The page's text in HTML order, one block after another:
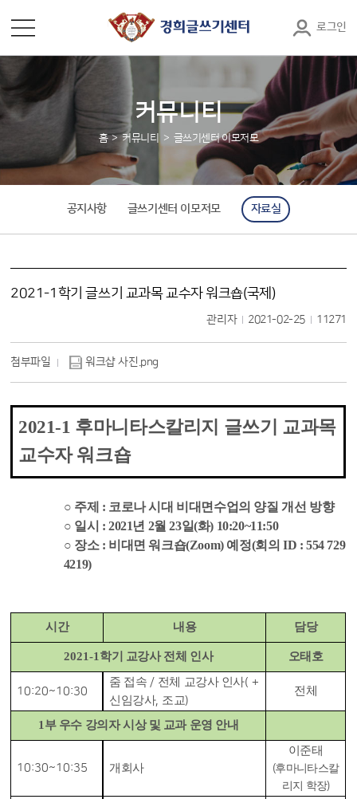
로그인
커뮤니티
홈 커뮤니티 글쓰기센터 이모저모
공지사항 글쓰기센터 이모저모 자료실
2021-1학기 글쓰기 교과목 교수자 워크숍(국제)
관리자 2021-02-25 11271
첨부파일 워크샵 사진.png
2021-1 후마니타스칼리지 글쓰기 교과목
교수자 워크숍
○ 주제 : 코로나 시대 비대면수업의 양질 개선 방향
○ 일시 : 2021년 2월23일(화) 10:20~11:50
○ 장소 : 비대면 워크숍(Zoom) 예정(회의ID : 554 729
4219)
시간 내용 담당
2021-1 학기 교강사 전체 인사 오태호
10:20~10:30
줌 접속 / 전체 교강사 인사( +
신임강사, 조교)
전체
1 부 우수 강의자 시상 및 교과 운영 안내
10:30~10:35 개회사
이준태
(후마니타스칼
리지 학장)